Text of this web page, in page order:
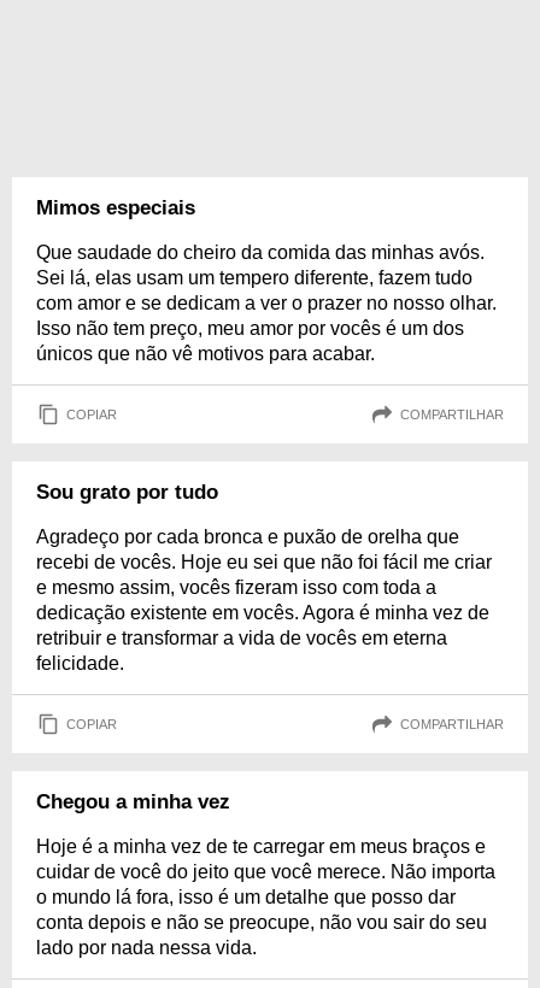
Mimos especiais
Que saudade do cheiro da comida das minhas avós.
Sei lá, elas usam um tempero diferente, fazem tudo
com amor e se dedicam a ver o prazer no nosso olhar.
Isso não tem preço, meu amor por vocês é um dos
únicos que não vê motivos para acabar.
COPIAR COMPARTILHAR
Sou grato por tudo
Agradeço por cada bronca e puxão de orelha que
recebi de vocês. Hoje eu sei que não foi fácil me criar
e mesmo assim, vocês fizeram isso com toda a
dedicação existente em vocês. Agora é minha vez de
retribuir e transformar a vida de vocês em eterna
felicidade.
COPIAR COMPARTILHAR
Chegou a minha vez
Hoje é a minha vez de te carregar em meus braços e
cuidar de você do jeito que você merece. Não importa
o mundo lá fora, isso é um detalhe que posso dar
conta depois e não se preocupe, não vou sair do seu
lado por nada nessa vida.